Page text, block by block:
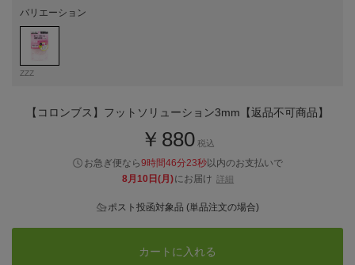
バリエーション
ZZZ
【コロンブス】フットソリューション3mm【返品不可商品】
￥880 税込
お急ぎ便なら9時間46分22秒以内のお支払いで
8月10日(月)にお届け 詳細
ポスト投函対象品 (単品注文の場合)
カートに入れる